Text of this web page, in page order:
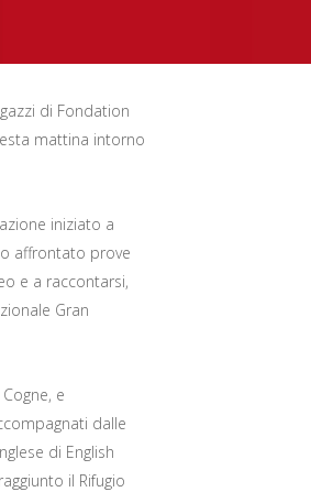
di Fondation
mattina intorno
iniziato a
affrontato prove
e a raccontarsi,
Gran
e
dalle
di English
il Rifugio